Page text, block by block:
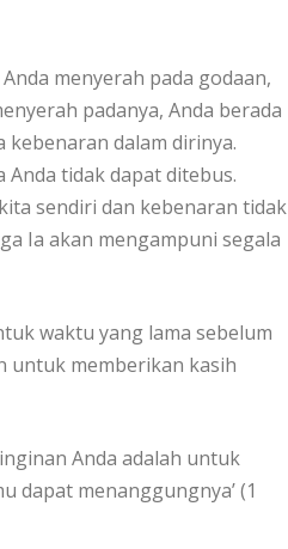
menyerah pada godaan,
padanya, Anda berada
kebenaran dalam dirinya.
Anda tidak dapat ditebus.
sendiri dan kebenaran tidak
Ia akan mengampuni segala
waktu yang lama sebelum
untuk memberikan kasih
Anda adalah untuk
dapat menanggungnya’ (1